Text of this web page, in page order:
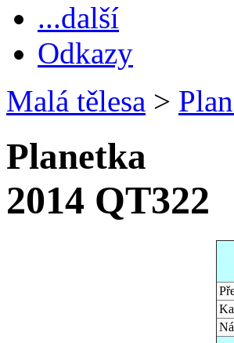
...další
Odkazy
Malá tělesa >
Planetka
2014 QT322